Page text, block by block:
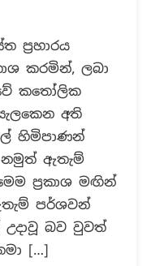
ප්‍රහාරය
කරමින්, ලබා
කතෝලික
අති
හිමිපාණන්
නමුත් ඇතැම්
ප්‍රකාශ මඟින්
පර්ශවන්
බව වුවත්
[…]